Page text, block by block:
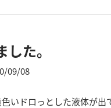
た。
09/08
いドロっとした液体が出